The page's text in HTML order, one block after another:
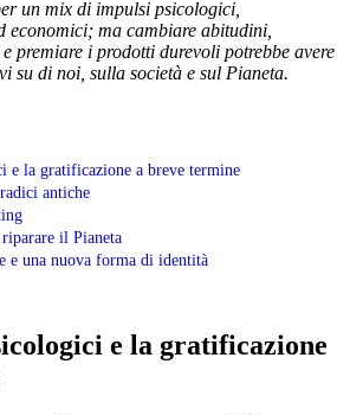
un mix di impulsi psicologici,
economici; ma cambiare abitudini,
premiare i prodotti durevoli potrebbe avere
su di noi, sulla società e sul Pianeta.
e la gratificazione a breve termine
antiche
il Pianeta
una nuova forma di identità
e la gratificazione